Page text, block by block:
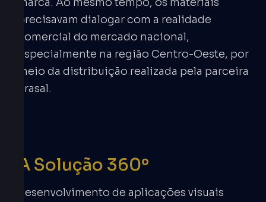
precisavam dialogar com a realidade
comercial do mercado nacional,
especialmente na região Centro-Oeste, por
meio da distribuição realizada pela parceira
Brasal.
A Solução 360º
desenvolvimento de aplicações visuais